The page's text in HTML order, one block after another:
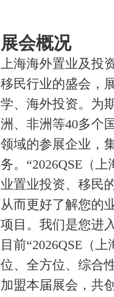
展会概况
上海海外置业及投
移民行业的盛会，
学、海外投资。为
洲、非洲等40多个
领域的参展企业，
务。“2026QSE（
业置业投资、移民
从而更好了解您的
项目。我们是您进
目前“2026QSE（
位、全方位、综合
加盟本届展会，共